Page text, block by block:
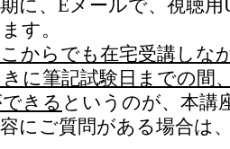
に、Eメールで、視聴
す。
からでも在宅受講しな
に筆記試験日までの間
きる というのが、本講
にご質問がある場合は